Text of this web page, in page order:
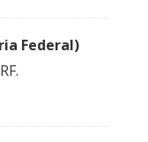
Federal)